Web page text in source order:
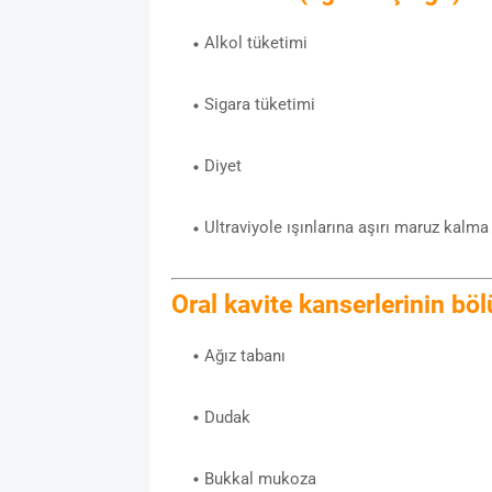
Alkol tüketimi
Sigara tüketimi
Diyet
Ultraviyole ışınlarına aşırı maruz kalma
Oral kavite kanserlerinin
Ağız tabanı
Dudak
Bukkal mukoza